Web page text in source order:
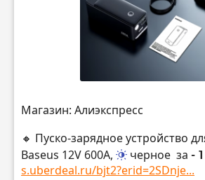
Магазин: Алиэкспресс
🔸 Пуско-зарядное устройство
Baseus 12V 600A,
черное за -
s.uberdeal.ru/bjt2?erid=2SDnje...